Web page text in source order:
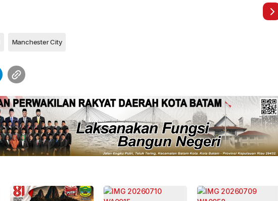
Manchester City